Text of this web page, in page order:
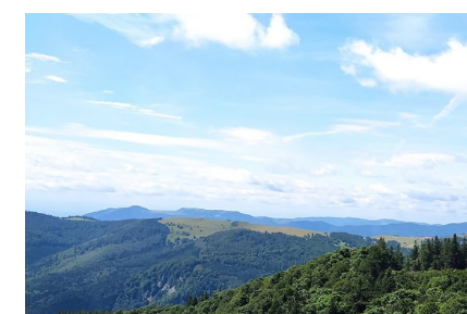
TAG
タグ
#トゥールーズ Toulouse
#レンタカー
#フランス旅行
#パリ #お土産
#トリビア
#データで読み解くフランス